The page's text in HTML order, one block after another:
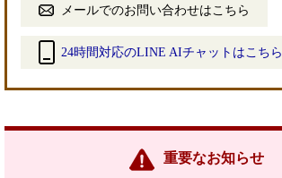
メールでのお問い合わせはこちら
24時間対応のLINE AIチャットはこちら
リ
重要なお知らせ